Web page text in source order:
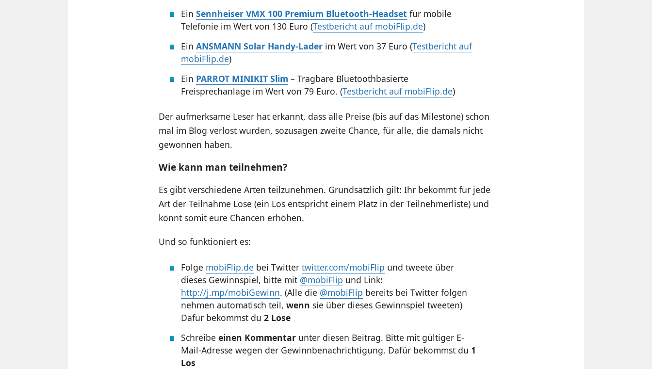
Ein Sennheiser VMX 100 Premium Bluetooth-Headset für mobile
Telefonie im Wert von 130 Euro (Testbericht auf mobiFlip.de)
Ein ANSMANN Solar Handy-Laderim Wert von 37 Euro (Testbericht auf
mobiFlip.de)
Ein PARROT MINIKIT Slim – Tragbare Bluetoothbasierte
Freisprechanlage im Wert von 79 Euro. (Testbericht auf mobiFlip.de)
Der aufmerksame Leser hat erkannt, dass alle Preise (bis auf das Milestone) schon
mal im Blog verlost wurden, sozusagen zweite Chance, für alle, die damals nicht
gewonnen haben.
Wie kann man teilnehmen?
Es gibt verschiedene Arten teilzunehmen. Grundsätzlich gilt: Ihr bekommt für jede
Art der Teilnahme Lose (ein Los entspricht einem Platz in der Teilnehmerliste) und
könnt somit eure Chancen erhöhen.
Und so funktioniert es:
Folge mobiFlip.de bei Twitter twitter.com/mobiFlip und tweete über
dieses Gewinnspiel, bitte mit @mobiFlip und Link:
http://j.mp/mobiGewinn. (Alle die @mobiFlip bereits bei Twitter folgen
nehmen automatisch teil, wenn sie über dieses Gewinnspiel tweeten)
Dafür bekommst du 2 Lose
Schreibe einen Kommentarunter diesen Beitrag. Bitte mit gültiger E-
Mail-Adresse wegen der Gewinnbenachrichtigung. Dafür bekommst du 1
Los